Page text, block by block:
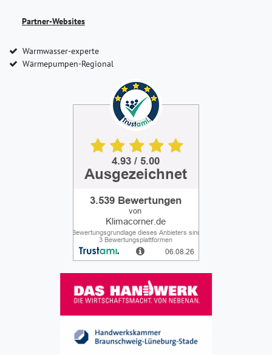
Partner-Websites
Warmwasser-experte
Wärmepumpen-Regional